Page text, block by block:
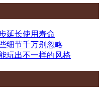
延长使用寿命
细节千万别忽略
玩出不一样的风格